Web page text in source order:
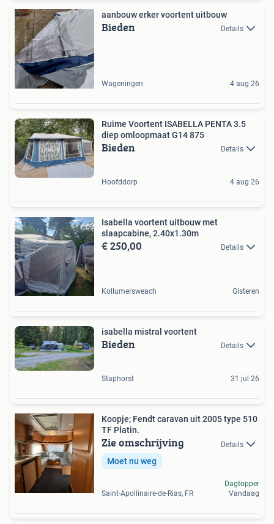
aanbouw erker voortent uitbouw
Bieden Details
Wageningen 4 aug 26
Ruime Voortent ISABELLA PENTA 3.5
diep omloopmaat G14 875
Bieden Details
Hoofddorp 4 aug 26
Isabella voortent uitbouw met
slaapcabine, 2.40x1.30m
€ 250,00 Details
Kollumersweach Gisteren
isabella mistral voortent
Bieden Details
Staphorst 31 jul 26
Koopje; Fendt caravan uit 2005 type 510
TF Platin.
Zie omschrijving Details
Moet nu weg
Saint-Apollinaire-de-Rias, FR
Dagtopper
Vandaag